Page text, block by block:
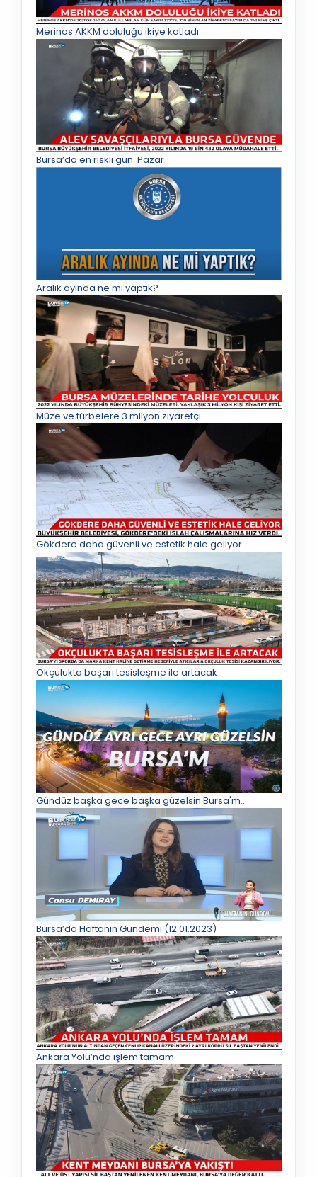
Merinos AKKM doluluğu ikiye katladı
Bursa’da en riskli gün: Pazar
Aralık ayında ne mi yaptık?
Müze ve türbelere 3 milyon ziyaretçi
Gökdere daha güvenli ve estetik hale geliyor
Okçulukta başarı tesisleşme ile artacak
Gündüz başka gece başka güzelsin Bursa'm...
Bursa’da Haftanın Gündemi (12.01.2023)
Ankara Yolu’nda işlem tamam